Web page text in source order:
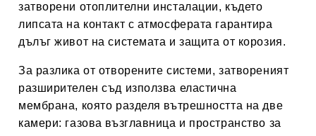
затворени отоплителни инсталации, където
липсата на контакт с атмосферата гарантира
дълъг живот на системата и защита от корозия.
За разлика от отворените системи, затвореният
разширителен съд използва еластична
мембрана, която разделя вътрешността на две
камери: газова възглавница и пространство за